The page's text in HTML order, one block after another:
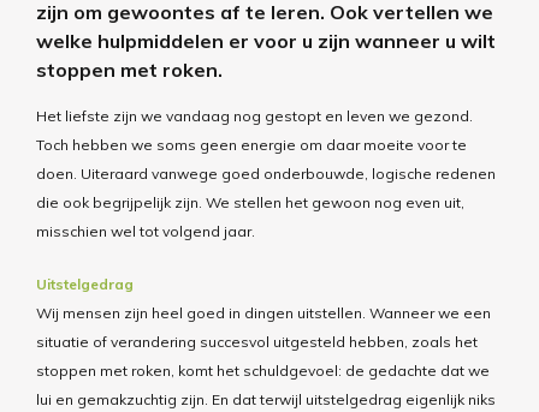
zijn om gewoontes af te leren. Ook vertellen we
welke hulpmiddelen er voor u zijn wanneer u wilt
stoppen met roken.
Het liefste zijn we vandaag nog gestopt en leven we gezond.
Toch hebben we soms geen energie om daar moeite voor te
doen. Uiteraard vanwege goed onderbouwde, logische redenen
die ook begrijpelijk zijn. We stellen het gewoon nog even uit,
misschien wel tot volgend jaar.
Uitstelgedrag
Wij mensen zijn heel goed in dingen uitstellen. Wanneer we een
situatie of verandering succesvol uitgesteld hebben, zoals het
stoppen met roken, komt het schuldgevoel: de gedachte dat we
lui en gemakzuchtig zijn. En dat terwijl uitstelgedrag eigenlijk niks